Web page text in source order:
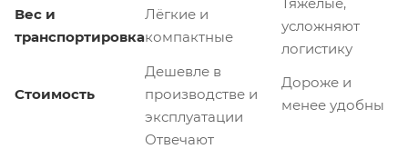
Вес и
транспортировка
Лёгкие и
компактные
усложняют
логистику
Стоимость
Дешевле в
производстве и
эксплуатации
Дороже и
менее удобны
Отвечают